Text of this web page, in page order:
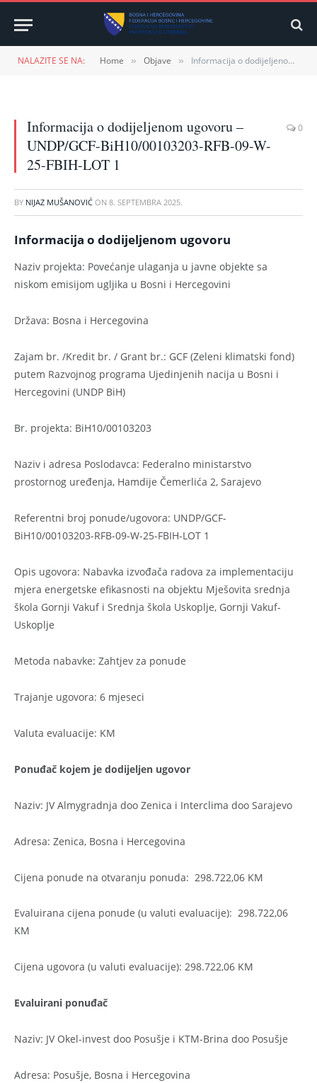
NALAZITE SE NA: Home » Objave » Informacija o dodijeljenom ugovoru – UNDP/GCF-BiH10/00103203-RFB-09-W-25-FBIH-LOT 1
Informacija o dodijeljenom ugovoru –
UNDP/GCF-BiH10/00103203-RFB-09-W-
25-FBIH-LOT 1
0
BY NIJAZ MUŠANOVIĆ ON 8. SEPTEMBRA 2025.
Informacija o dodijeljenom ugovoru
Naziv projekta: Povećanje ulaganja u javne objekte sa
niskom emisijom ugljika u Bosni i Hercegovini
Država: Bosna i Hercegovina
Zajam br. /Kredit br. / Grant br.: GCF (Zeleni klimatski fond)
putem Razvojnog programa Ujedinjenih nacija u Bosni i
Hercegovini (UNDP BiH)
Br. projekta: BiH10/00103203
Naziv i adresa Poslodavca: Federalno ministarstvo
prostornog uređenja, Hamdije Čemerlića 2, Sarajevo
Referentni broj ponude/ugovora: UNDP/GCF-
BiH10/00103203-RFB-09-W-25-FBIH-LOT 1
Opis ugovora: Nabavka izvođača radova za implementaciju
mjera energetske efikasnosti na objektu Mješovita srednja
škola Gornji Vakuf i Srednja škola Uskoplje, Gornji Vakuf-
Uskoplje
Metoda nabavke: Zahtjev za ponude
Trajanje ugovora: 6 mjeseci
Valuta evaluacije: KM
Ponuđač kojem je dodijeljen ugovor
Naziv: JV Almygradnja doo Zenica i Interclima doo Sarajevo
Adresa: Zenica, Bosna i Hercegovina
Cijena ponude na otvaranju ponuda: 298.722,06 KM
Evaluirana cijena ponude (u valuti evaluacije): 298.722,06
KM
Cijena ugovora (u valuti evaluacije): 298.722,06 KM
Evaluirani ponuđač
Naziv: JV Okel-invest doo Posušje i KTM-Brina doo Posušje
Adresa: Posušje, Bosna i Hercegovina